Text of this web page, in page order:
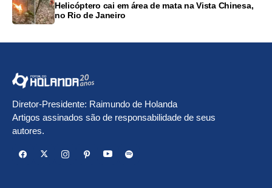
Helicóptero cai em área de mata na Vista Chinesa,
no Rio de Janeiro
Diretor-Presidente: Raimundo de Holanda
Artigos assinados são de responsabilidade de seus
autores.